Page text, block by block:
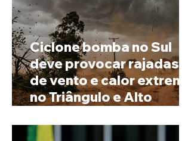
Ciclone bomba no Sul
deve provocar rajadas
de vento e calor extremo
no Triângulo e Alto